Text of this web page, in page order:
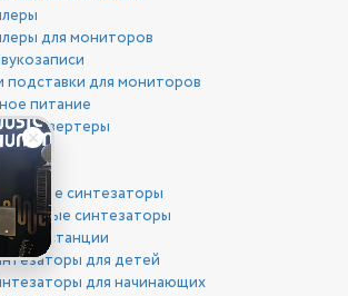
для мониторов
подставки для мониторов
питание
конвертеры
синтезаторы
синтезаторы
станции
для детей
для начинающих